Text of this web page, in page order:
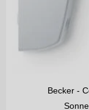
Becker -